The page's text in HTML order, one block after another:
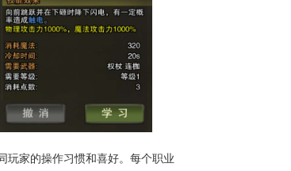
玩家的操作习惯和喜好。每个职业